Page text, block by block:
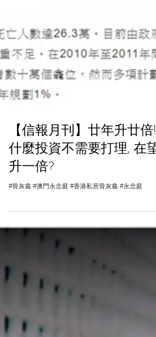
【信報月刊】廿年升廿倍!!
什麼投資不需要打理, 在望
升一倍?